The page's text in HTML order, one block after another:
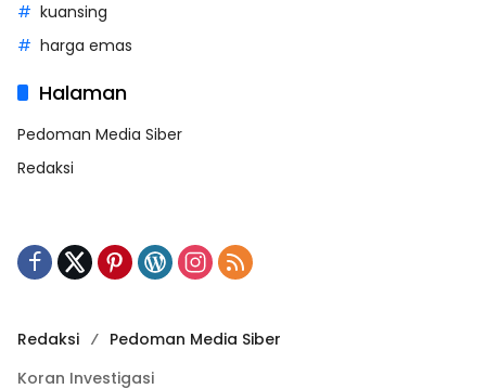
kuansing
harga emas
Halaman
Pedoman Media Siber
Redaksi
Redaksi
Pedoman Media Siber
Koran Investigasi